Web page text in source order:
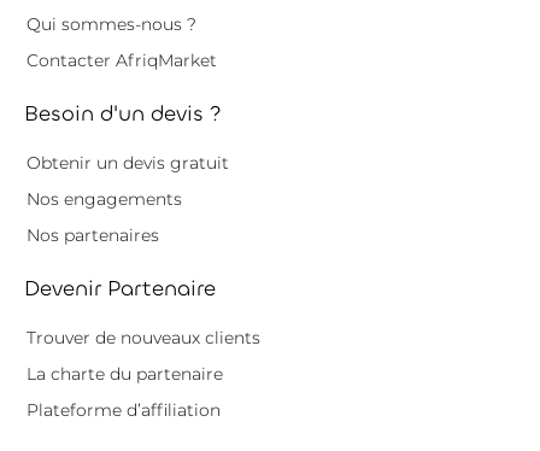
Qui sommes-nous ?
Contacter AfriqMarket
Besoin d'un devis ?
Obtenir un devis gratuit
Nos engagements
Nos partenaires
Devenir Partenaire
Trouver de nouveaux clients
La charte du partenaire
Plateforme d’affiliation